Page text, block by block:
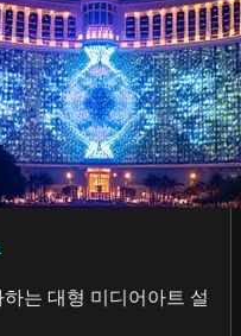
는 대형 미디어아트 설